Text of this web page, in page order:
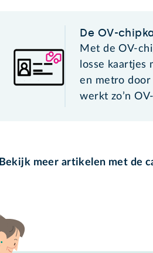
De OV-
Met de OV-
losse kaartjes
en metro door
werkt zo’n
Bekijk meer artikelen met de